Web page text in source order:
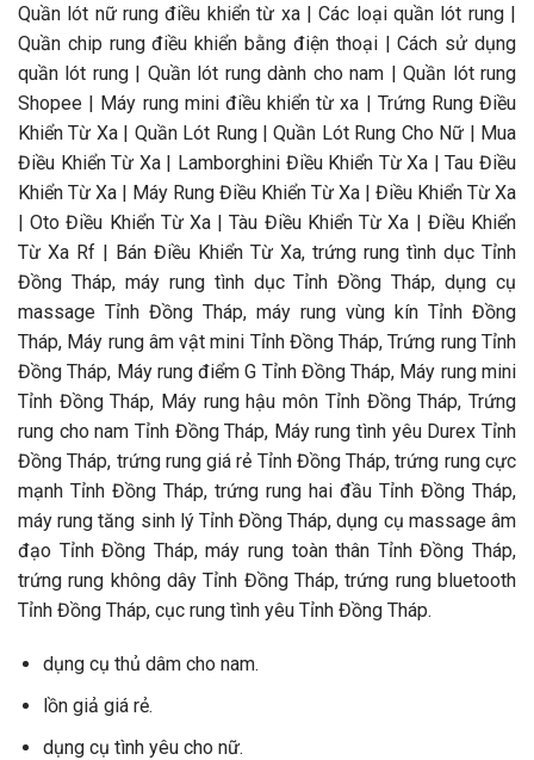
Quần lót nữ rung điều khiển từ xa | Các loại quần lót rung |
Quần chip rung điều khiển bằng điện thoại | Cách sử dụng
quần lót rung | Quần lót rung dành cho nam | Quần lót rung
Shopee | Máy rung mini điều khiển từ xa | Trứng Rung Điều
Khiển Từ Xa | Quần Lót Rung | Quần Lót Rung Cho Nữ | Mua
Điều Khiển Từ Xa | Lamborghini Điều Khiển Từ Xa | Tau Điều
Khiển Từ Xa | Máy Rung Điều Khiển Từ Xa | Điều Khiển Từ Xa
| Oto Điều Khiển Từ Xa | Tàu Điều Khiển Từ Xa | Điều Khiển
Từ Xa Rf | Bán Điều Khiển Từ Xa, trứng rung tình dục Tỉnh
Đồng Tháp, máy rung tình dục Tỉnh Đồng Tháp, dụng cụ
massage Tỉnh Đồng Tháp, máy rung vùng kín Tỉnh Đồng
Tháp, Máy rung âm vật mini Tỉnh Đồng Tháp, Trứng rung Tỉnh
Đồng Tháp, Máy rung điểm G Tỉnh Đồng Tháp, Máy rung mini
Tỉnh Đồng Tháp, Máy rung hậu môn Tỉnh Đồng Tháp, Trứng
rung cho nam Tỉnh Đồng Tháp, Máy rung tình yêu Durex Tỉnh
Đồng Tháp, trứng rung giá rẻ Tỉnh Đồng Tháp, trứng rung cực
mạnh Tỉnh Đồng Tháp, trứng rung hai đầu Tỉnh Đồng Tháp,
máy rung tăng sinh lý Tỉnh Đồng Tháp, dụng cụ massage âm
đạo Tỉnh Đồng Tháp, máy rung toàn thân Tỉnh Đồng Tháp,
trứng rung không dây Tỉnh Đồng Tháp, trứng rung bluetooth
Tỉnh Đồng Tháp, cục rung tình yêu Tỉnh Đồng Tháp.
dụng cụ thủ dâm cho nam.
lồn giả giá rẻ.
dụng cụ tình yêu cho nữ.